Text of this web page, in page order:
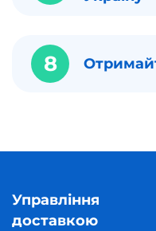
8
Управління
доставкою